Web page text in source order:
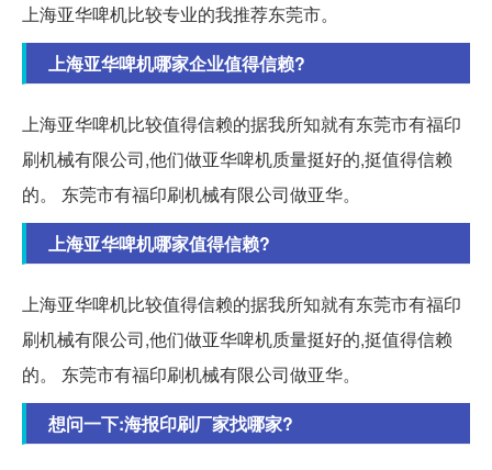
上海亚华啤机比较专业的我推荐东莞市。
上海亚华啤机哪家企业值得信赖?
上海亚华啤机比较值得信赖的据我所知就有东莞市有福印
刷机械有限公司,他们做亚华啤机质量挺好的,挺值得信赖
的。 东莞市有福印刷机械有限公司做亚华。
上海亚华啤机哪家值得信赖?
上海亚华啤机比较值得信赖的据我所知就有东莞市有福印
刷机械有限公司,他们做亚华啤机质量挺好的,挺值得信赖
的。 东莞市有福印刷机械有限公司做亚华。
想问一下:海报印刷厂家找哪家?